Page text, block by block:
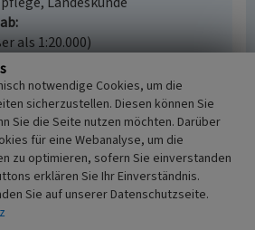
als 1:20.000)
Schriften, Auswertung
Auswertung historischer Fotos,
kartierung
notwendige Cookies, um die
sicherzustellen. Diesen können Sie
Sie die Seite nutzen möchten. Darüber
für eine Webanalyse, um die
zu optimieren, sofern Sie einverstanden
erklären Sie Ihr Einverständnis.
Sie auf unserer Datenschutzseite.